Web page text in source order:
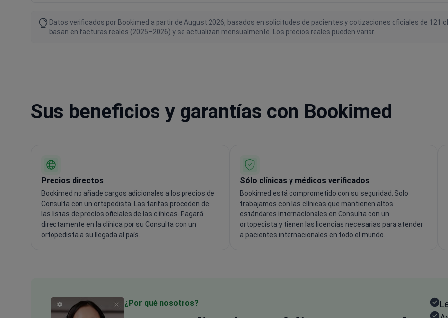
Datos verificados por Bookimed a partir de August 2026, basados en solicitudes de pacientes y cotizaciones oficiales de 121
basan en facturas reales (2025–2026) y se actualizan mensualmente. Los precios reales pueden variar.
Sus beneficios y garantías con Bookimed
Precios directos
Bookimed no añade cargos adicionales a los precios de
Consulta con un ortopedista. Las tarifas proceden de
las listas de precios oficiales de las clínicas. Pagará
directamente en la clínica por su Consulta con un
ortopedista a su llegada al país.
Sólo clínicas y médicos verificados
Bookimed está comprometido con su seguridad. Solo
trabajamos con las clínicas que mantienen altos
estándares internacionales en Consulta con un
ortopedista y tienen las licencias necesarias para atender
a pacientes internacionales en todo el mundo.
¿Por qué nosotros?